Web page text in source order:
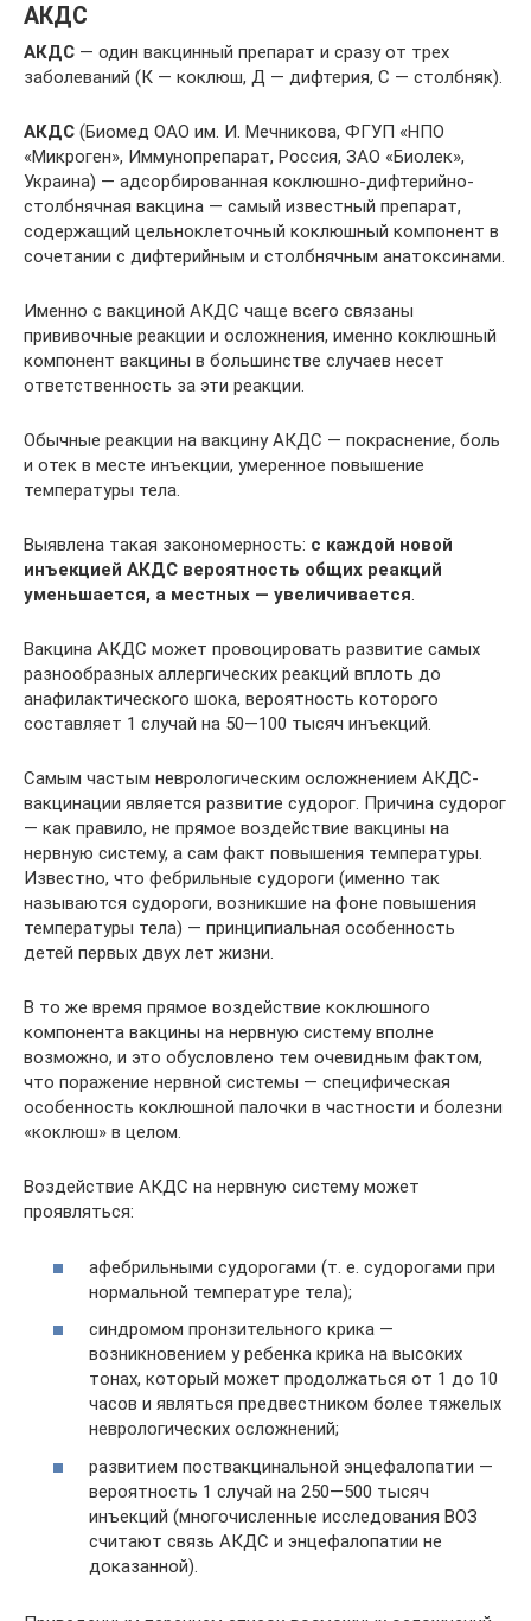
АКДС
АКДС — один вакцинный препарат и сразу от трех
заболеваний (К — коклюш, Д — дифтерия, С — столбняк).
АКДС (Биомед ОАО им. И. Мечникова, ФГУП «НПО
«Микроген», Иммунопрепарат, Россия, ЗАО «Биолек»,
Украина) — адсорбированная коклюшно-дифтерийно-
столбнячная вакцина — самый известный препарат,
содержащий цельноклеточный коклюшный компонент в
сочетании с дифтерийным и столбнячным анатоксинами.
Именно с вакциной АКДС чаще всего связаны
прививочные реакции и осложнения, именно коклюшный
компонент вакцины в большинстве случаев несет
ответственность за эти реакции.
Обычные реакции на вакцину АКДС — покраснение, боль
и отек в месте инъекции, умеренное повышение
температуры тела.
Выявлена такая закономерность: с каждой новой
инъекцией АКДС вероятность общих реакций
уменьшается, а местных — увеличивается.
Вакцина АКДС может провоцировать развитие самых
разнообразных аллергических реакций вплоть до
анафилактического шока, вероятность которого
составляет 1 случай на 50—100 тысяч инъекций.
Самым частым неврологическим осложнением АКДС-
вакцинации является развитие судорог. Причина судорог
— как правило, не прямое воздействие вакцины на
нервную систему, а сам факт повышения температуры.
Известно, что фебрильные судороги (именно так
называются судороги, возникшие на фоне повышения
температуры тела) — принципиальная особенность
детей первых двух лет жизни.
В то же время прямое воздействие коклюшного
компонента вакцины на нервную систему вполне
возможно, и это обусловлено тем очевидным фактом,
что поражение нервной системы — специфическая
особенность коклюшной палочки в частности и болезни
«коклюш» в целом.
Воздействие АКДС на нервную систему может
проявляться:
афебрильными судорогами (т. е. судорогами при
нормальной температуре тела);
синдромом пронзительного крика —
возникновением у ребенка крика на высоких
тонах, который может продолжаться от 1 до 10
часов и являться предвестником более тяжелых
неврологических осложнений;
развитием поствакцинальной энцефалопатии —
вероятность 1 случай на 250—500 тысяч
инъекций (многочисленные исследования ВОЗ
считают связь АКДС и энцефалопатии не
доказанной).